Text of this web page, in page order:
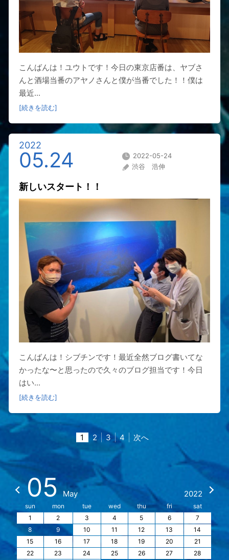
こんばんは！ユウトです！今日の東京店番は、ヤブさ
んと酒場当番のアヤノさんと僕が当番でした！！僕は
最近...
[続きを読む]
2022
05.24
2022-05-24
渋谷 浩伸
新しいスタート！！
こんばんは！シブチンです！最近全然ブログ書いてな
かったな〜と思ったので久々のブログ担当です！今日
はい...
[続きを読む]
1 2 3 4 次へ
05 May 2022
sun mon tue wed thu fri
sat
1
2 3 4 5 6
7
8
9 10 11 12 13
14
15
16 17 18 19 20
21
22
23 24 25 26 27
28